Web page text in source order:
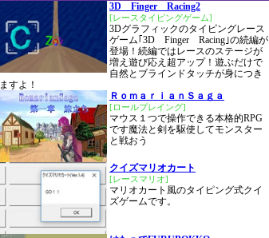
3D Finger Racing2
[レースタイピングゲーム]
3Dグラフィックのタイピングレース
ゲーム｢3D Finger Racing｣の続編が
登場！続編ではレースのステージが
増え遊び応え超アップ！遊ぶだけで
自然とブラインドタッチが身につき
ますよ！
ＲｏｍａｒｉａｎＳａｇａ
[ロールプレイング]
マウス１つで操作できる本格的RPG
です魔法と剣を駆使してモンスター
と戦おう
クイズマリオカート
[レースマリオ]
マリオカート風のタイピング式クイ
ズゲームです。